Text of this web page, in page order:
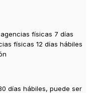
físicas 7 días
físicas 12 días hábiles
días hábiles, puede ser